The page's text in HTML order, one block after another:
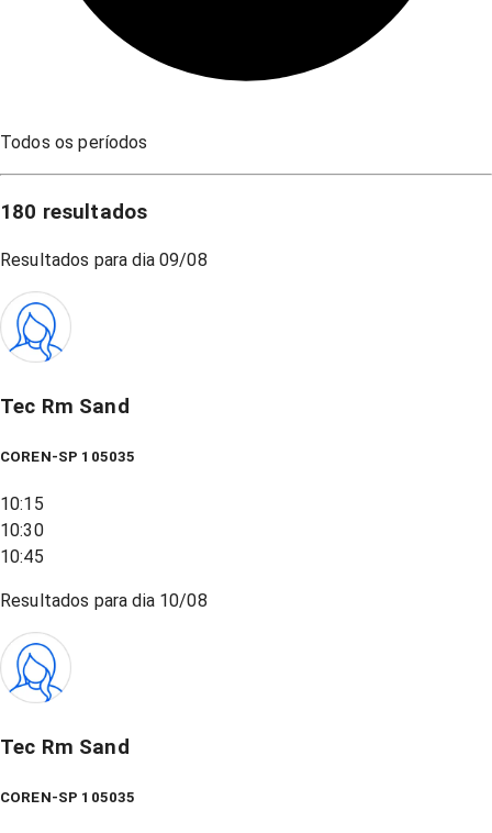
Todos os períodos
180 resultados
Resultados para dia 09/08
Tec Rm Sand
COREN-SP 105035
10:15
10:30
10:45
Resultados para dia 10/08
Tec Rm Sand
COREN-SP 105035